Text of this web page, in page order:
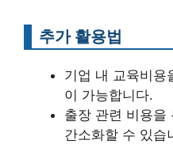
추가 활용법
기업 내 교육비용
이 가능합니다.
출장 관련 비용을
간소화할 수 있습